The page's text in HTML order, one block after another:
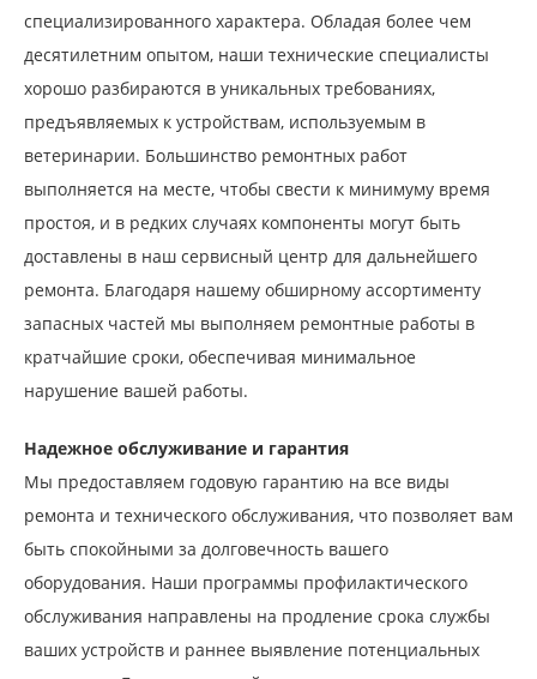
специализированного характера. Обладая более чем
десятилетним опытом, наши технические специалисты
хорошо разбираются в уникальных требованиях,
предъявляемых к устройствам, используемым в
ветеринарии. Большинство ремонтных работ
выполняется на месте, чтобы свести к минимуму время
простоя, и в редких случаях компоненты могут быть
доставлены в наш сервисный центр для дальнейшего
ремонта. Благодаря нашему обширному ассортименту
запасных частей мы выполняем ремонтные работы в
кратчайшие сроки, обеспечивая минимальное
нарушение вашей работы.
Надежное обслуживание и гарантия
Мы предоставляем годовую гарантию на все виды
ремонта и технического обслуживания, что позволяет вам
быть спокойными за долговечность вашего
оборудования. Наши программы профилактического
обслуживания направлены на продление срока службы
ваших устройств и раннее выявление потенциальных